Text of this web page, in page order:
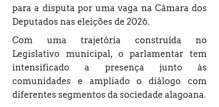
para a disputa por uma vaga na Câmara dos
Deputados nas eleições de 2026.
Com uma trajetória construída no
Legislativo municipal, o parlamentar tem
intensificado a presença junto às
comunidades e ampliado o diálogo com
diferentes segmentos da sociedade alagoana.